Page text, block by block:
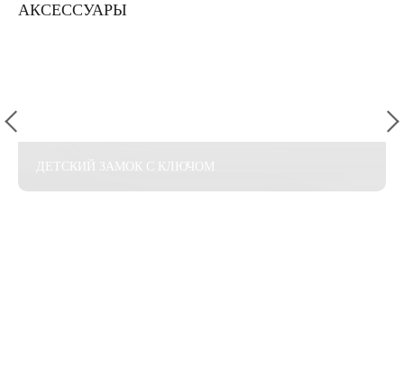
АКСЕССУАРЫ
ДЕТСКИЙ ЗАМОК С КЛЮЧОМ